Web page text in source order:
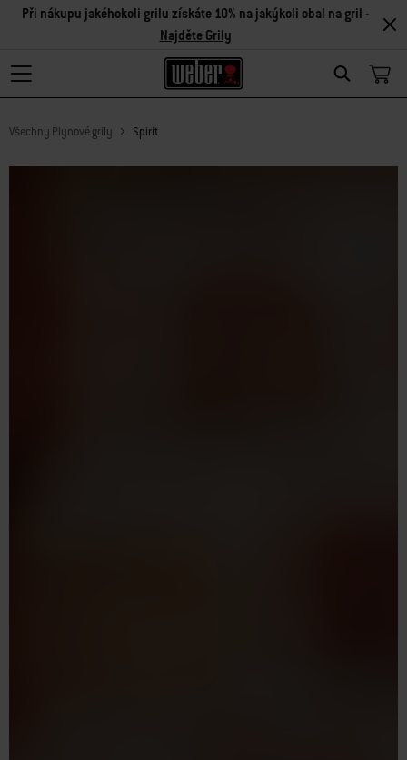
Search
Při nákupu jakéhokoli grilu získáte 10% na jakýkoli obal na gril -
Najděte Grily
Všechny Plynové grily Spirit